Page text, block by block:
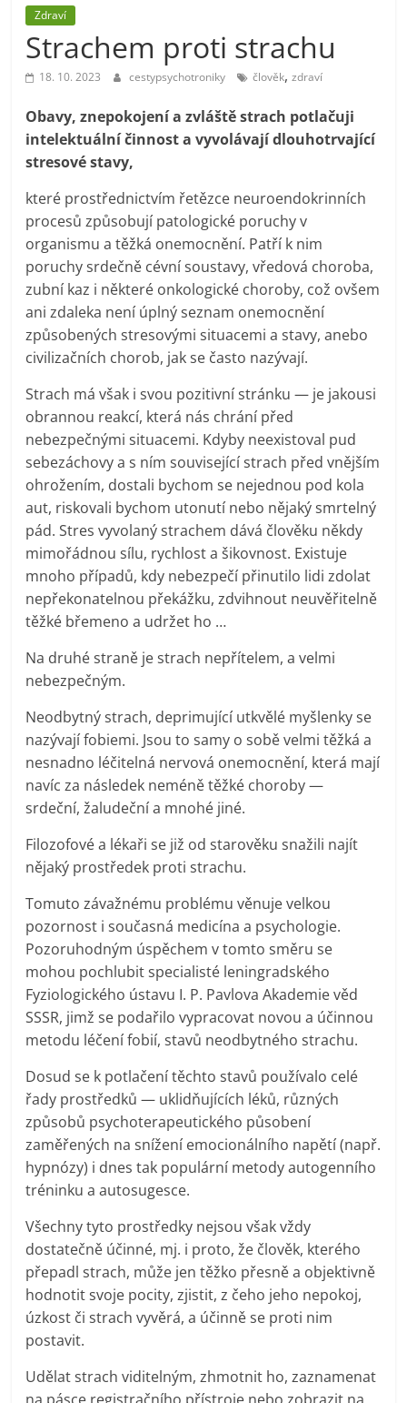
Zdraví
Strachem proti strachu
18. 10. 2023 cestypsychotroniky člověk,zdraví
Obavy, znepokojení a zvláště strach potlačuji
intelektuální činnost a vyvolávají dlouhotrvající
stresové stavy,
které prostřednictvím řetězce neuroendokrinních
procesů způsobují patologické poruchy v
organismu a těžká onemocnění. Patří k nim
poruchy srdečně cévní soustavy, vředová choroba,
zubní kaz i některé onkologické choroby, což ovšem
ani zdaleka není úplný seznam onemocnění
způsobených stresovými situacemi a stavy, anebo
civilizačních chorob, jak se často nazývají.
Strach má však i svou pozitivní stránku — je jakousi
obrannou reakcí, která nás chrání před
nebezpečnými situacemi. Kdyby neexistoval pud
sebezáchovy a s ním související strach před vnějším
ohrožením, dostali bychom se nejednou pod kola
aut, riskovali bychom utonutí nebo nějaký smrtelný
pád. Stres vyvolaný strachem dává člověku někdy
mimořádnou sílu, rychlost a šikovnost. Existuje
mnoho případů, kdy nebezpečí přinutilo lidi zdolat
nepřekonatelnou překážku, zdvihnout neuvěřitelně
těžké břemeno a udržet ho …
Na druhé straně je strach nepřítelem, a velmi
nebezpečným.
Neodbytný strach, deprimující utkvělé myšlenky se
nazývají fobiemi. Jsou to samy o sobě velmi těžká a
nesnadno léčitelná nervová onemocnění, která mají
navíc za následek neméně těžké choroby —
srdeční, žaludeční a mnohé jiné.
Filozofové a lékaři se již od starověku snažili najít
nějaký prostředek proti strachu.
Tomuto závažnému problému věnuje velkou
pozornost i současná medicína a psychologie.
Pozoruhodným úspěchem v tomto směru se
mohou pochlubit specialisté leningradského
Fyziologického ústavu I. P. Pavlova Akademie věd
SSSR, jimž se podařilo vypracovat novou a účinnou
metodu léčení fobií, stavů neodbytného strachu.
Dosud se k potlačení těchto stavů používalo celé
řady prostředků — uklidňujících léků, různých
způsobů psychoterapeutického působení
zaměřených na snížení emocionálního napětí (např.
hypnózy) i dnes tak populární metody autogenního
tréninku a autosugesce.
Všechny tyto prostředky nejsou však vždy
dostatečně účinné, mj. i proto, že člověk, kterého
přepadl strach, může jen těžko přesně a objektivně
hodnotit svoje pocity, zjistit, z čeho jeho nepokoj,
úzkost či strach vyvěrá, a účinně se proti nim
postavit.
Udělat strach viditelným, zhmotnit ho, zaznamenat